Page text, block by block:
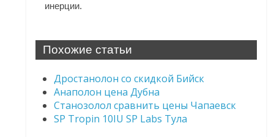
инерции.
Похожие статьи
Дростанолон со скидкой Бийск
Анаполон цена Дубна
Станозолол сравнить цены Чапаевск
SP Tropin 10IU SP Labs Тула